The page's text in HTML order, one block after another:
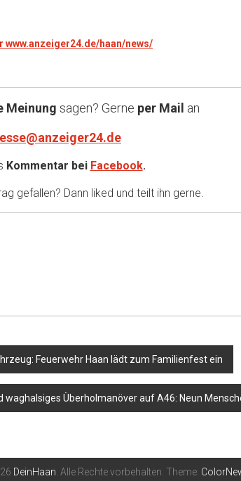
www.anzeiger24.de/haan/news/
Meinung sagen? Gerne per Mail an
Kommentar bei Facebook.
gefallen? Dann liked und teilt ihn gerne.
Feuerwehr Haan lädt zum Familienfest ein
waghalsiges Überholmanöver auf A46: Neun
DeinHaan. Alle Rechte vorbehalten. Theme: